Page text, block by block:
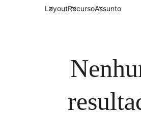
LayoutRecursoAssunto